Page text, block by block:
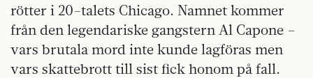
rötter i 20-talets Chicago. Namnet kommer
från den legendariske gangstern Al Capone –
vars brutala mord inte kunde lagföras men
vars skattebrott till sist fick honom på fall.